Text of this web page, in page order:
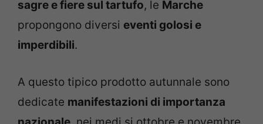
sagre e fiere sul tartufo, le Marche
propongono diversi eventi golosi e
imperdibili.
A questo tipico prodotto autunnale sono
dedicate manifestazioni di importanza